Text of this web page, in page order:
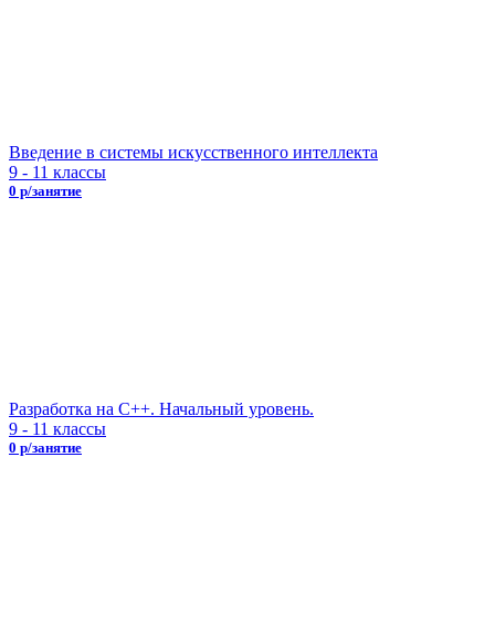
Введение в системы искусственного интеллекта
9 - 11 классы
0 р/занятие
Разработка на С++. Начальный уровень.
9 - 11 классы
0 р/занятие